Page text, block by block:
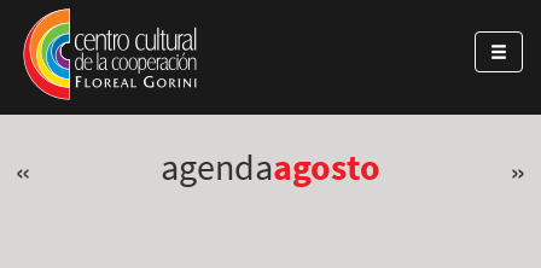
Pasar al contenido principal
Jump to main content
« agendaagosto »